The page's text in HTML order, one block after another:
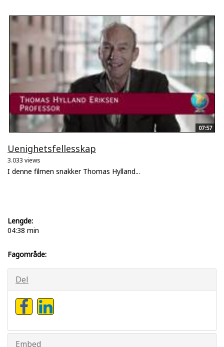
07:57
Uenighetsfellesskap
3.033 views
I denne filmen snakker Thomas Hylland...
Lengde:
04:38 min
Fagområde:
Del
Embed